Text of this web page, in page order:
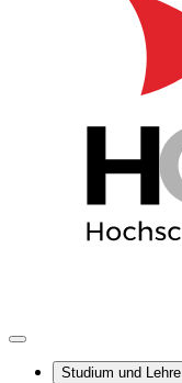
Studium und Lehre